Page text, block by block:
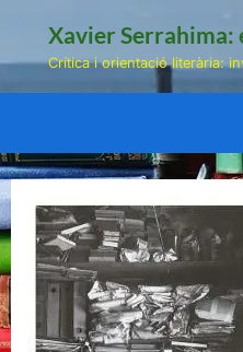
Xavier Serrahima:
Crítica i orientació literària: